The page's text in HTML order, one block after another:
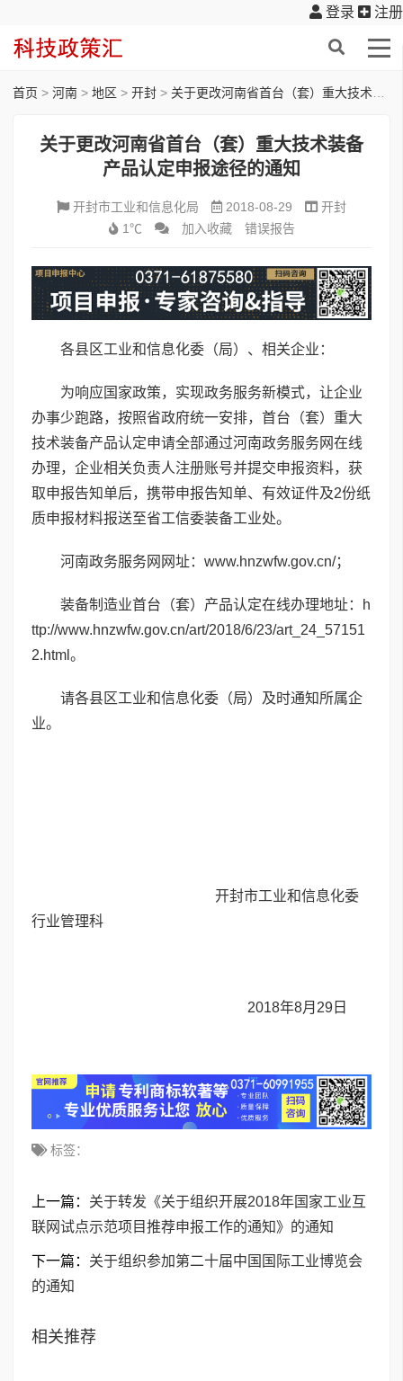
登录 注册
首页 > 河南 > 地区 > 开封 > 关于更改河南省首台（套）重大技术装备 产品认定申报途径的通知
关于更改河南省首台（套）重大技术装备
产品认定申报途径的通知
开封市工业和信息化局 2018-08-29
开封
1℃
加入收藏 错误报告
各县区工业和信息化委（局）、相关企业：
为响应国家政策，实现政务服务新模式，让企业
办事少跑路，按照省政府统一安排，首台（套）重大
技术装备产品认定申请全部通过河南政务服务网在线
办理，企业相关负责人注册账号并提交申报资料，获
取申报告知单后，携带申报告知单、有效证件及2份纸
质申报材料报送至省工信委装备工业处。
河南政务服务网网址： www.hnzwfw.gov.cn/；
装备制造业首台（套）产品认定在线办理地址：
h
ttp://www.hnzwfw.gov.cn/art/2018/6/23/art_24_57151
2.html 。
请各县区工业和信息化委（局）及时通知所属企
业。
开封市工业和信息化委
行业管理科
2018年8月29日
标签：
上一篇： 关于转发《关于组织开展2018年国家工业互
联网试点示范项目推荐申报工作的通知》的通知
下一篇： 关于组织参加第二十届中国国际工业博览会
的通知
相关推荐